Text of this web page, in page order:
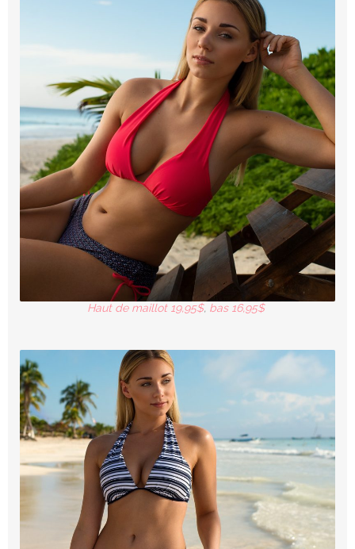
Haut de maillot 19,95$, bas 16,95$